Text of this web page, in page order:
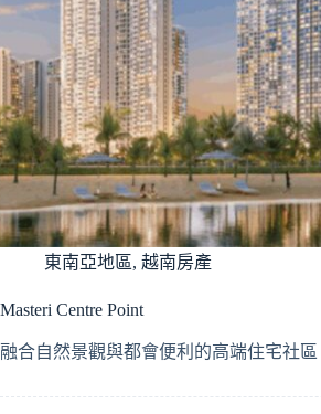
東南亞地區, 越南房產
Masteri Centre Point
融合自然景觀與都會便利的高端住宅社